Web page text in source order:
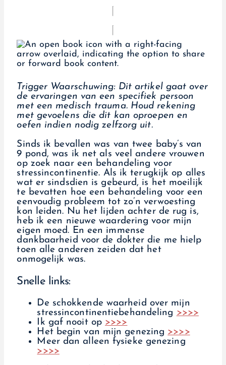
Trigger Waarschuwing: Dit artikel gaat over
de ervaringen van een specifiek persoon
met een medisch trauma. Houd rekening
met gevoelens die dit kan oproepen en
oefen indien nodig zelfzorg uit.
Sinds ik bevallen was van twee baby’s van
9 pond, was ik net als veel andere vrouwen
op zoek naar een behandeling voor
stressincontinentie. Als ik terugkijk op alles
wat er sindsdien is gebeurd, is het moeilijk
te bevatten hoe een behandeling voor een
eenvoudig probleem tot zo’n verwoesting
kon leiden. Nu het lijden achter de rug is,
heb ik een nieuwe waardering voor mijn
eigen moed. En een immense
dankbaarheid voor de dokter die me hielp
toen alle anderen zeiden dat het
onmogelijk was.
Snelle links:
De schokkende waarheid over mijn
stressincontinentiebehandeling >>>>
Ik gaf nooit op >>>>
Het begin van mijn genezing >>>>
Meer dan alleen fysieke genezing
>>>>